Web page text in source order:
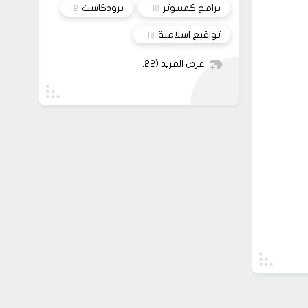
برامج كمبيوتر 18 برودكاست 2
تواقيع اسلامية 18
عرض المزيد (22)